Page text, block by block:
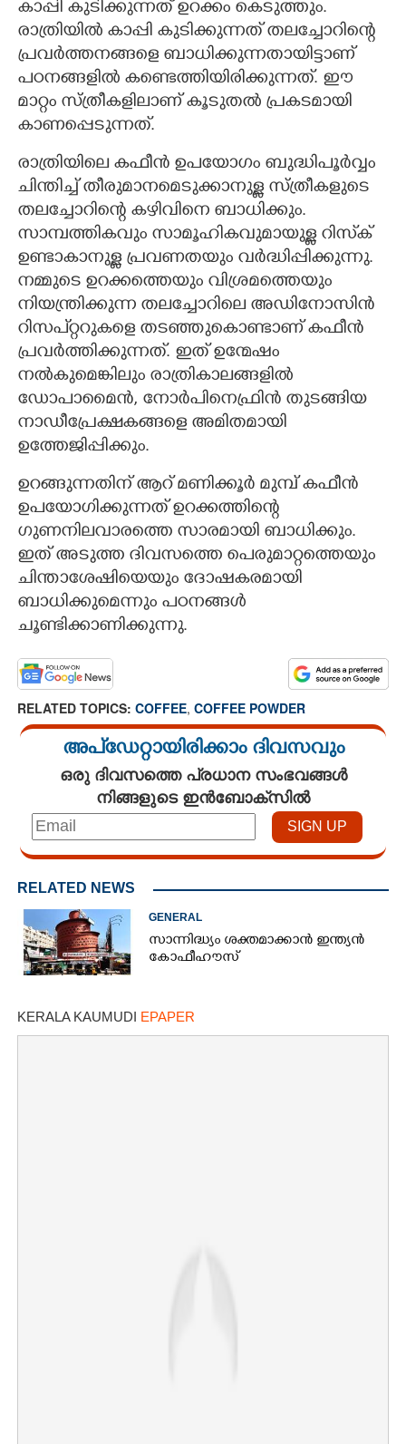
കാപ്പി കുടിക്കുന്നത് ഉറക്കം കെടുത്തും.
രാത്രിയിൽ കാപ്പി കുടിക്കുന്നത് തലച്ചോറിന്റെ
പ്രവർത്തനങ്ങളെ ബാധിക്കുന്നതായിട്ടാണ്
പഠനങ്ങളിൽ കണ്ടെത്തിയിരിക്കുന്നത്. ഈ
മാറ്റം സ്ത്രീകളിലാണ് കൂടുതൽ പ്രകടമായി
കാണപ്പെടുന്നത്.
രാത്രിയിലെ കഫീൻ ഉപയോഗം ബുദ്ധിപൂർവ്വം
ചിന്തിച്ച് തീരുമാനമെടുക്കാനുള്ള സ്ത്രീകളുടെ
തലച്ചോറിന്റെ കഴിവിനെ ബാധിക്കും.
സാമ്പത്തികവും സാമൂഹികവുമായുള്ള റിസ്‌ക്
ഉണ്ടാകാനുള്ള പ്രവണതയും വർദ്ധിപ്പിക്കുന്നു.
നമ്മുടെ ഉറക്കത്തെയും വിശ്രമത്തെയും
നിയന്ത്രിക്കുന്ന തലച്ചോറിലെ അഡിനോസിൻ
റിസപ്റ്ററുകളെ തടഞ്ഞുകൊണ്ടാണ് കഫീൻ
പ്രവർത്തിക്കുന്നത്. ഇത് ഉന്മേഷം
നൽകുമെങ്കിലും രാത്രികാലങ്ങളിൽ
ഡോപാമൈൻ, നോർപിനെഫ്രിൻ തുടങ്ങിയ
നാഡീപ്രേക്ഷകങ്ങളെ അമിതമായി
ഉത്തേജിപ്പിക്കും.
ഉറങ്ങുന്നതിന് ആറ് മണിക്കൂർ മുമ്പ് കഫീൻ
ഉപയോഗിക്കുന്നത് ഉറക്കത്തിന്റെ
ഗുണനിലവാരത്തെ സാരമായി ബാധിക്കും.
ഇത് അടുത്ത ദിവസത്തെ പെരുമാറ്റത്തെയും
ചിന്താശേഷിയെയും ദോഷകരമായി
ബാധിക്കുമെന്നും പഠനങ്ങൾ
ചൂണ്ടിക്കാണിക്കുന്നു.
RELATED TOPICS: COFFEE, COFFEE POWDER
അപ്ഡേറ്റായിരിക്കാം ദിവസവും
ഒരു ദിവസത്തെ പ്രധാന സംഭവങ്ങൾ
നിങ്ങളുടെ ഇൻബോക്സിൽ
RELATED NEWS
GENERAL
സാന്നിദ്ധ്യം ശക്തമാക്കാൻ ഇന്ത്യൻ
കോഫീഹൗസ്
KERALA KAUMUDI EPAPER